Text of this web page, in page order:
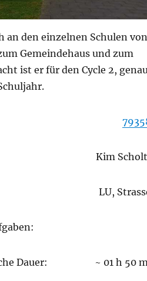
an den einzelnen Schulen
Gemeindehaus und zum
ist er für den Cycle 2,
Kim
LU,
Dauer: ~ 01 h 50